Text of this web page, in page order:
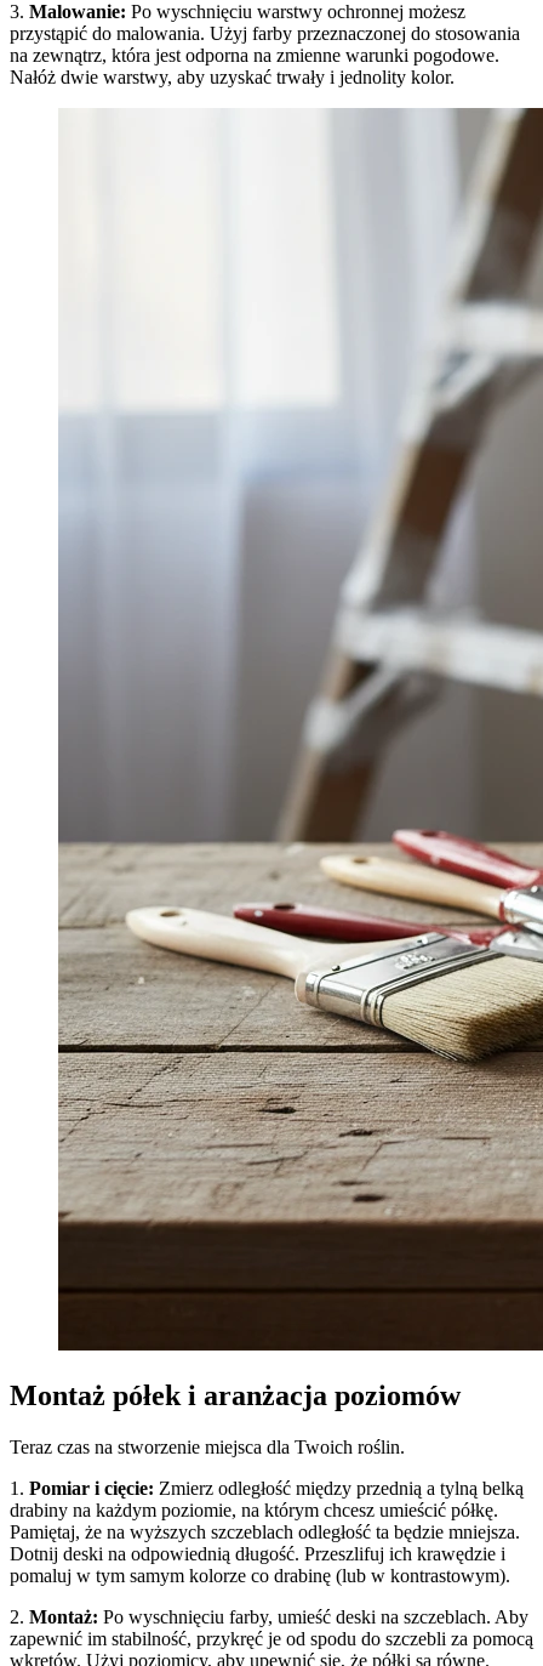
3. Malowanie: Po wyschnięciu warstwy ochronnej możesz
przystąpić do malowania. Użyj farby przeznaczonej do stosowania
na zewnątrz, która jest odporna na zmienne warunki pogodowe.
Nałóż dwie warstwy, aby uzyskać trwały i jednolity kolor.
Montaż półek i aranżacja poziomów
Teraz czas na stworzenie miejsca dla Twoich roślin.
1. Pomiar i cięcie: Zmierz odległość między przednią a tylną belką
drabiny na każdym poziomie, na którym chcesz umieścić półkę.
Pamiętaj, że na wyższych szczeblach odległość ta będzie mniejsza.
Dotnij deski na odpowiednią długość. Przeszlifuj ich krawędzie i
pomaluj w tym samym kolorze co drabinę (lub w kontrastowym).
2. Montaż: Po wyschnięciu farby, umieść deski na szczeblach. Aby
zapewnić im stabilność, przykręć je od spodu do szczebli za pomocą
wkrętów. Użyj poziomicy, aby upewnić się, że półki są równe.